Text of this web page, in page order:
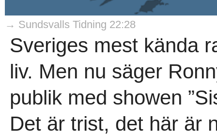
→ Sundsvalls Tidning 22:28
Sveriges mest kända
liv. Men nu säger
publik med showen
Det är trist, det här är